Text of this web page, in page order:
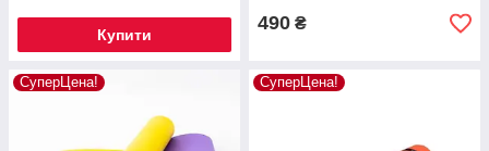
Купити
490 ₴
СуперЦена! СуперЦена!